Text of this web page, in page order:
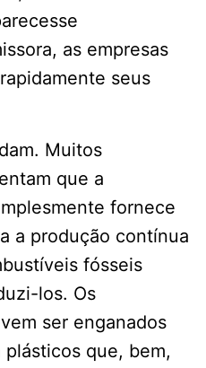
as empresas
seus
Muitos
que a
fornece
a produção contínua
fósseis
los. Os
ser enganados
que, bem,